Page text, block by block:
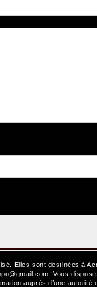
Elles sont destinées à
Vous
auprès d’une